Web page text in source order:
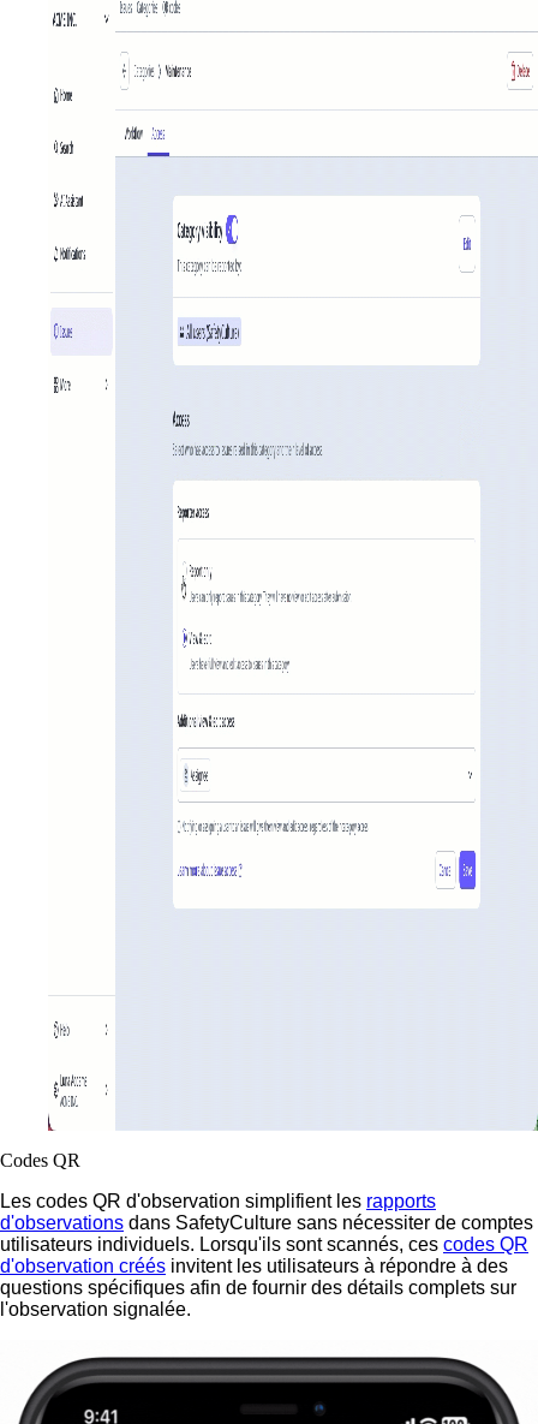
Codes QR
Les codes QR d'observation simplifient les rapports
d'observations dans SafetyCulture sans nécessiter de comptes
utilisateurs individuels. Lorsqu'ils sont scannés, ces codes QR
d'observation créés invitent les utilisateurs à répondre à des
questions spécifiques afin de fournir des détails complets sur
l'observation signalée.